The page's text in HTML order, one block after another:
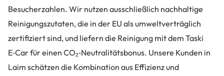
Besucherzahlen. Wir nutzen ausschließlich nachhaltige
Reinigungszutaten, die in der EU als umweltverträglich
zertifiziert sind, und liefern die Reinigung mit dem Taski
E‑Car für einen CO₂‑Neutralitätsbonus. Unsere Kunden in
Laim schätzen die Kombination aus Effizienz und